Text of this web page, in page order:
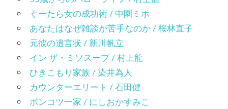
ぐーたら女の成功術 / 中園ミホ
あなたはなぜ雑談が苦手なのか / 桜林直子
元彼の遺言状 / 新川帆立
イン ザ・ミソスープ / 村上龍
ひきこもり家族 / 染井為人
カウンターエリート / 石田健
ポンコツ一家 / にしおかすみこ